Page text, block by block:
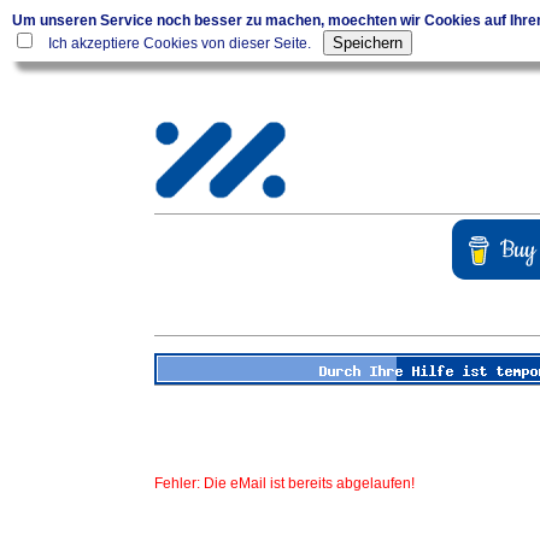
Um unseren Service noch besser zu machen, moechten wir Cookies auf
Ich akzeptiere Cookies von dieser Seite.
Fehler: Die eMail ist bereits abgelaufen!